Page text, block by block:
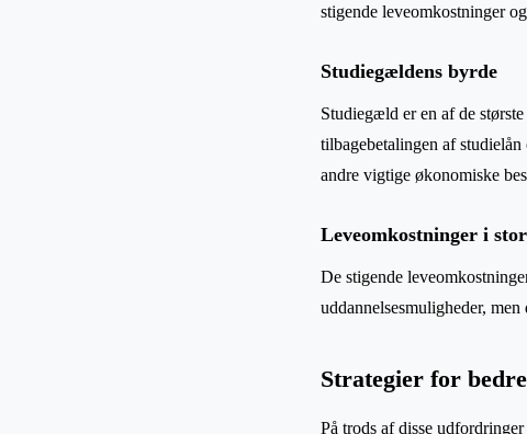
stigende leveomkostninger
Studiegældens byrde
Studiegæld er en af de
tilbagebetalingen af
andre vigtige økonomiske
Leveomkostninger i
De stigende
uddannelsesmuligheder,
Strategier for
På trods af disse